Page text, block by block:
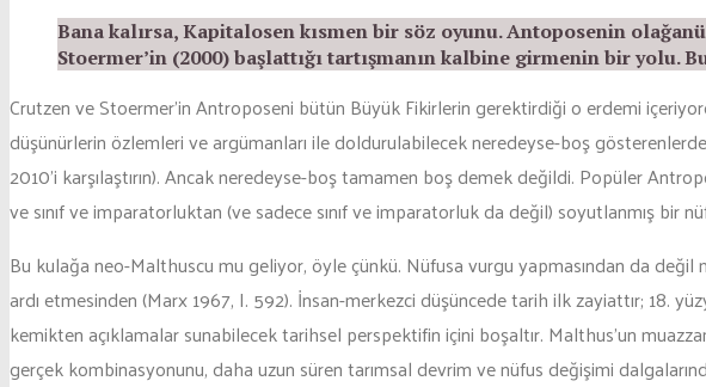
Bana kalırsa, Kapitalosen kısmen bir söz oyunu. Antoposenin
Stoermer’in (2000) başlattığı tartışmanın kalbine girmenin bir yolu.
Crutzen ve Stoermer’in Antroposeni bütün Büyük Fikirlerin gerektirdiği o erdemi
düşünürlerin özlemleri ve argümanları ile doldurulabilecek neredeyse-boş
2010’i karşılaştırın). Ancak neredeyse-boş tamamen boş demek değildi. Popüler
ve sınıf ve imparatorluktan (ve sadece sınıf ve imparatorluk da değil) soyutlanmış bir
Bu kulağa neo-Malthuscu mu geliyor, öyle çünkü. Nüfusa vurgu yapmasından da değil
ardı etmesinden (Marx 1967, I. 592). İnsan-merkezci düşüncede tarih ilk zayiattır; 18.
kemikten açıklamalar sunabilecek tarihsel perspektifin içini boşaltır. Malthus’un
gerçek kombinasyonunu, daha uzun süren tarımsal devrim ve nüfus değişimi